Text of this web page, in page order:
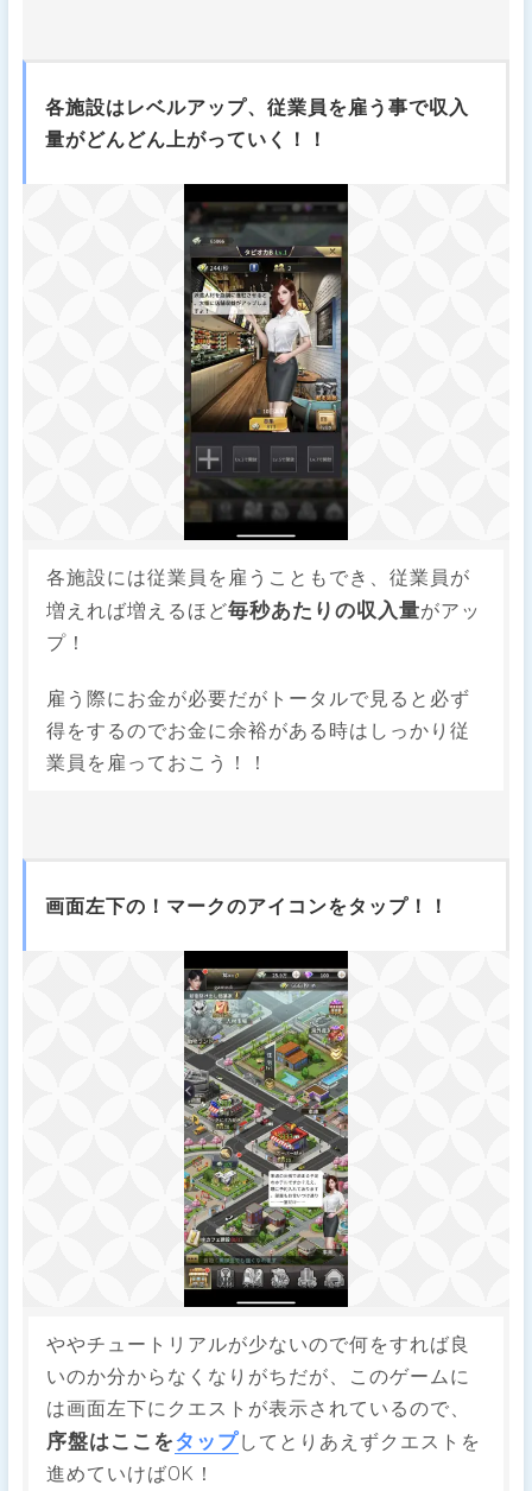
各施設はレベルアップ、従業員を雇う事で収入
量がどんどん上がっていく！！
各施設には従業員を雇うこともでき、従業員が
増えれば増えるほど毎秒あたりの収入量がアッ
プ！
雇う際にお金が必要だがトータルで見ると必ず
得をするのでお金に余裕がある時はしっかり従
業員を雇っておこう！！
画面左下の！マークのアイコンをタップ！！
ややチュートリアルが少ないので何をすれば良
いのか分からなくなりがちだが、このゲームに
は画面左下にクエストが表示されているので、
序盤はここをタップしてとりあえずクエストを
進めていけばOK！